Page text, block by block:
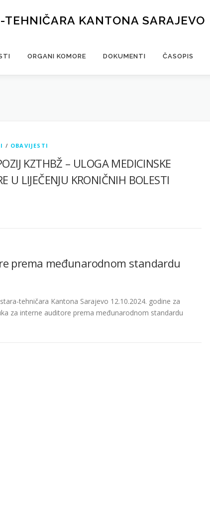
TEHNIČARA KANTONA SARAJEVO
ORGANI KOMORE DOKUMENTI ČASOPIS
/ OBAVIJESTI
KZTHBŽ – ULOGA MEDICINSKE
U LIJEČENJU KRONIČNIH BOLESTI
prema međunarodnom standardu
tehničara Kantona Sarajevo 12.10.2024. godine za
za interne auditore prema međunarodnom standardu